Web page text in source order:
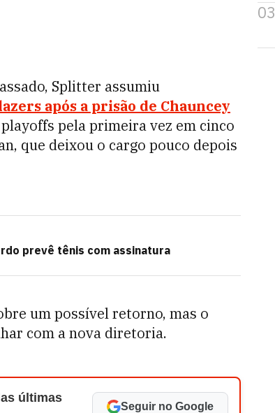
Splitter assumiu
após a prisão de Chauncey
pela primeira vez em cinco
que deixou o cargo pouco depois
prevê tênis com assinatura
um possível retorno, mas o
com a nova diretoria.
últimas
Seguir no Google
03